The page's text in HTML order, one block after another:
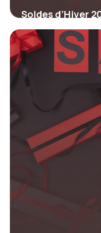
Soldes d’Hiver
Comment
légales
9 mars 2026